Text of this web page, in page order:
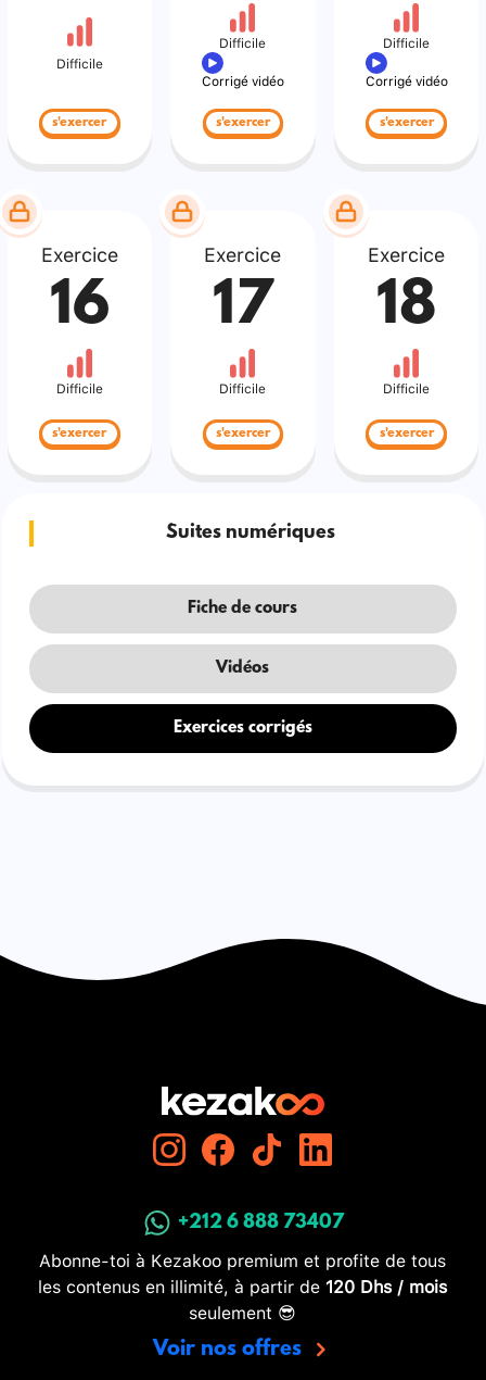
Difficile
s'exercer
Difficile
Corrigé vidéo
s'exercer
Difficile
Corrigé vidéo
s'exercer
Exercice
16
Difficile
s'exercer
Exercice
17
Difficile
s'exercer
Exercice
18
Difficile
s'exercer
Suites numériques
Fiche de cours
Vidéos
Exercices corrigés
+212 6 888 73407
Abonne-toi à Kezakoo premium et profite de tous
les contenus en illimité, à partir de 120 Dhs / mois
seulement 😎
Voir nos offres